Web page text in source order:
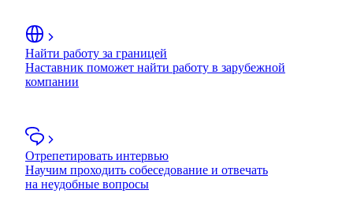
Найти работу за границей
Наставник поможет найти работу в зарубежной
компании
Отрепетировать интервью
Научим проходить собеседование и отвечать
на неудобные вопросы